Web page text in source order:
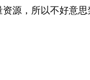
源，所以不好意